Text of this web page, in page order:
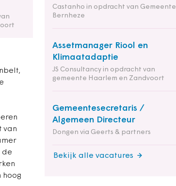
Castanho in opdracht van Gemeente
Bernheze
Assetmanager Riool en
Klimaatadaptie
JS Consultancy in opdracht van
gemeente Haarlem en Zandvoort
Gemeentesecretaris /
Algemeen Directeur
Dongen via Geerts & partners
Bekijk alle vacatures
van
de
hoog